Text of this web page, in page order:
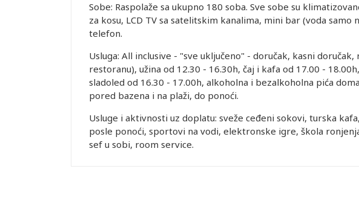
Sobe: Raspolaže sa ukupno 180 soba. Sve sobe su
za kosu, LCD TV sa satelitskim kanalima, mini bar (voda samo
telefon.
Usluga: All inclusive - "sve uključeno" - doručak, kasni
restoranu), užina od 12.30 - 16.30h, čaj i kafa od 17.00 -
sladoled od 16.30 - 17.00h, alkoholna i bezalkoholna pića
pored bazena i na plaži, do ponoći.
Usluge i aktivnosti uz doplatu: sveže ceđeni sokovi, turska
posle ponoći, sportovi na vodi, elektronske igre, škola
sef u sobi, room service.